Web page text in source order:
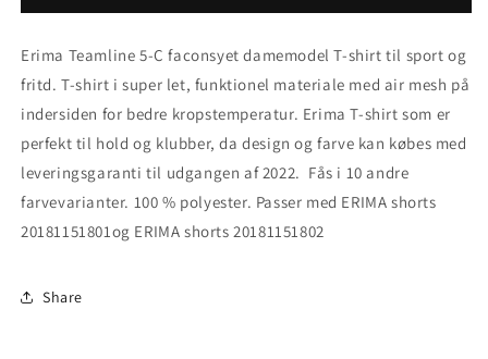
5-
T-
shirt
damemodel
5-
T-
shirt
damemodel
Erima Teamline 5-C faconsyet damemodel T-shirt til sport og
fritd. T-shirt i super let, funktionel materiale med air mesh på
indersiden for bedre kropstemperatur. Erima T-shirt som er
perfekt til hold og klubber, da design og farve kan købes med
leveringsgaranti til udgangen af 2022. Fås i 10 andre
farvevarianter. 100 % polyester. Passer med ERIMA shorts
20181151801og ERIMA shorts 20181151802
Share